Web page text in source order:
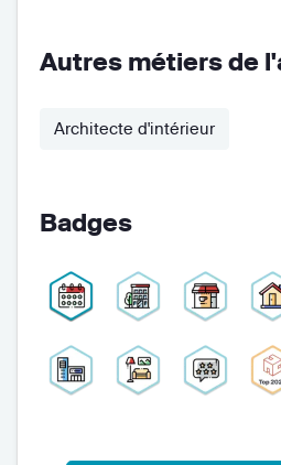
Autres métiers de
Architecte d'intérieur
Badges